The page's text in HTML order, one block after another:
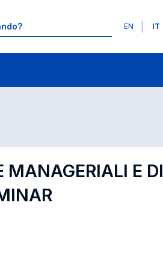
Lingue
EN IT
MANAGERIALI E DI